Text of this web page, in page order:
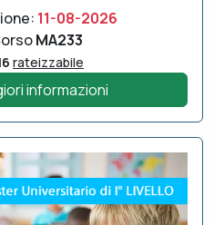
11-08-2026
MA233
rateizzabile
informazioni